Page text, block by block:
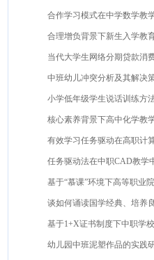
合作学习模式在中学数学教学
合理增负背景下新生入学教育
当代大学生网络分期贷款消费
中班幼儿冲突分析及其解决策
小学低年级学生说话训练方法
核心素养背景下高中化学教学
有效学习任务驱动在高职计算
任务驱动法在中职CAD教学
基于“慕课”环境下高等职业院
谈如何诵读国学经典、培养良
基于1+X证书制度下中职学校
幼儿园中班泥塑作品的实践研